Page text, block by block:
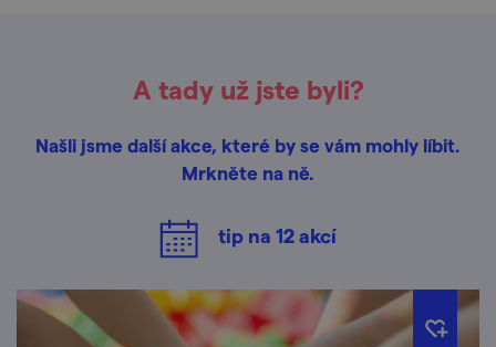
A tady už jste byli?
Našli jsme další akce, které by se vám mohly líbit.
Mrkněte na ně.
tip na 12akcí